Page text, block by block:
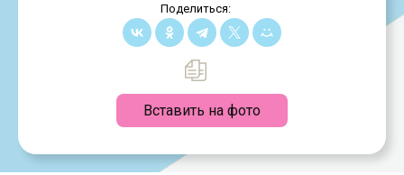
Поделиться:
Вставить на фото